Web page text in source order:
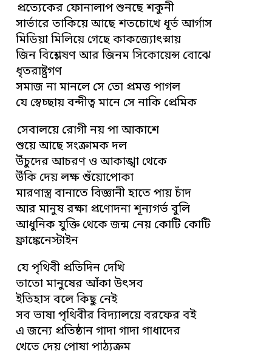
প্রত্যেকের ফোনালাপ শুনছে শকুনী
সার্ভারে তাকিয়ে আছে শতচোখে ধূর্ত আর্গাস
মিডিয়া মিলিয়ে গেছে কাকজ্যোৎস্নায়
জিন বিশ্লেষণ আর জিনম সিকোয়েন্স বোঝে
ধৃতরাষ্ট্রগণ
সমাজ না মানলে সে তো প্রমত্ত পাগল
যে স্বেচ্ছায় বন্দীত্ব মানে সে নাকি প্রেমিক
সেবালয়ে রোগী নয় পা আকাশে
শুয়ে আছে সংক্রামক দল
উঁচুদের আচরণ ও আকাঙ্খা থেকে
উঁকি দেয় লক্ষ শুঁয়োপোকা
মারণাস্ত্র বানাতে বিজ্ঞানী হাতে পায় চাঁদ
আর মানুষ রক্ষা প্রণোদনা শূন্যগর্ভ বুলি
আধুনিক যুক্তি থেকে জন্ম নেয় কোটি কোটি
ফ্রাঙ্কেনেস্টাইন
যে পৃথিবী প্রতিদিন দেখি
তাতো মানুষের আঁকা উৎসব
ইতিহাস বলে কিছু নেই
সব ভাষা পৃথিবীর বিদ্যালয়ে বরফের বই
এ জন্যে প্রতিষ্ঠান গাদা গাদা গাধাদের
খেতে দেয় পোষা পাঠ্যক্রম